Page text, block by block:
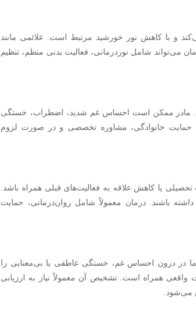
و با کاهش نور خورشید مرتبط است. علائمی مانند
می‌تواند شامل نوردرمانی، فعالیت بدنی منظم، تنظیم
مادر ممکن است احساس غم شدید، اضطراب، خستگی
حمایت خانوادگی، مشاوره تخصصی و در صورت لزوم
یا کاهش علاقه به فعالیت‌های قبلی همراه باشد.
باشند. درمان معمولاً شامل روان‌درمانی، حمایت
در درون احساس غم، خستگی عاطفی یا بی‌معنایی را
همراه است. تشخیص آن معمولاً نیاز به ارزیابی
می‌شود.